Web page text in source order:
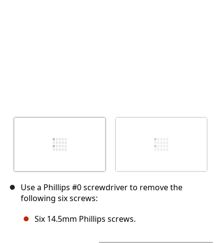
Use a Phillips #0 screwdriver to remove the
following six screws:
Six 14.5mm Phillips screws.